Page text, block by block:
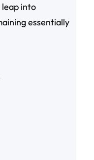
into
essentially